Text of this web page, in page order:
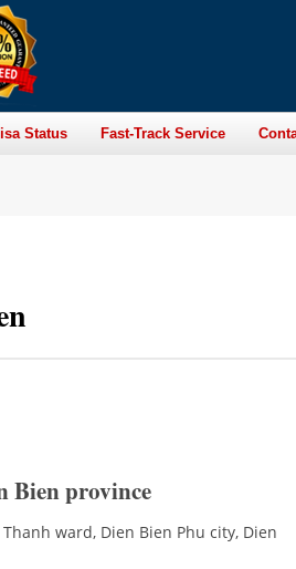
Status Fast-Track Service
Bien province
ward, Dien Bien Phu city, Dien